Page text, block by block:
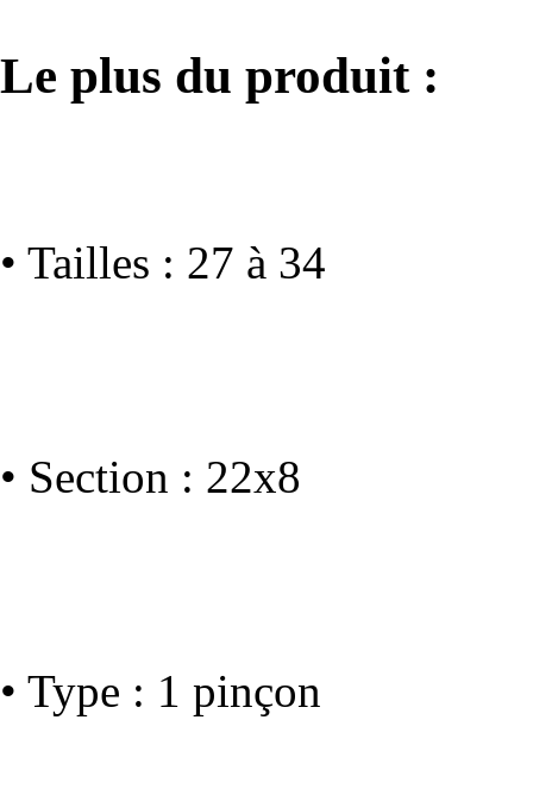
Le plus du produit :
• Tailles : 27 à 34
• Section : 22x8
• Type : 1 pinçon